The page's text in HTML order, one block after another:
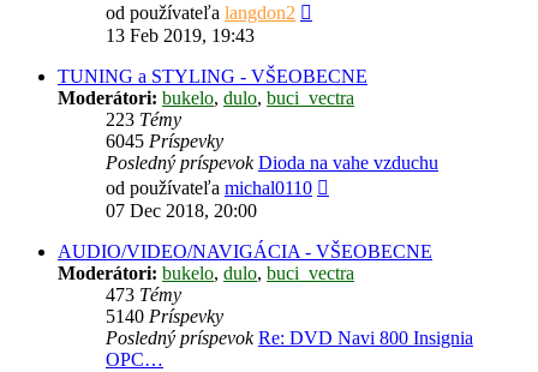
od používateľa langdon2
13 Feb 2019, 19:43
TUNING a STYLING - VŠEOBECNE
Moderátori: bukelo, dulo, buci_vectra
223 Témy
6045 Príspevky
Posledný príspevok Dioda na vahe vzduchu
od používateľa michal0110
07 Dec 2018, 20:00
AUDIO/VIDEO/NAVIGÁCIA - VŠEOBECNE
Moderátori: bukelo, dulo, buci_vectra
473 Témy
5140 Príspevky
Posledný príspevok Re: DVD Navi 800 Insignia
OPC…